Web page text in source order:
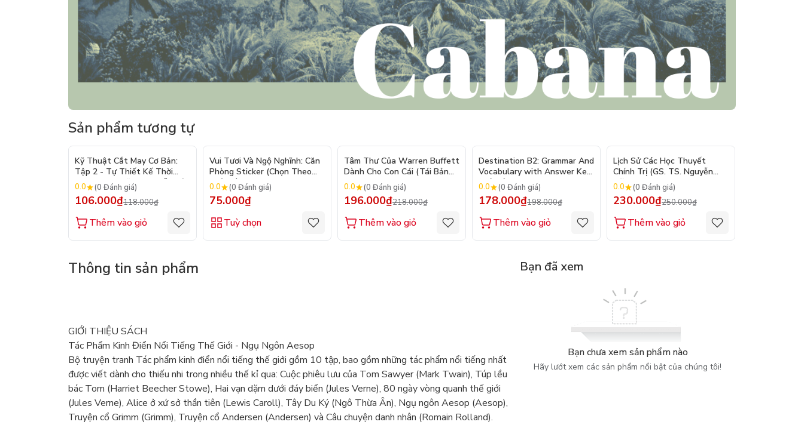
Sản phẩm tương tự
- 10%
Kỹ Thuật Cắt May Cơ Bản:
Tập 2 - Tự Thiết Kế Thời
Trang Nam Nữ - Tạo Mẫu Rập
- Kỹ Thuật Nhảy Size
0.0 (0 Đánh giá)
106.000₫118.000₫
Thêm vào giỏ
Vui Tươi Và Ngộ Nghĩnh: Căn
Phòng Sticker (Chọn Theo
Chủ Đề) - Hơn 250 Sticker
0.0 (0 Đánh giá)
75.000₫
Tuỳ chọn
- 10%
Tâm Thư Của Warren Buffett
Dành Cho Con Cái (Tái Bản
2026)
0.0 (0 Đánh giá)
196.000₫218.000₫
Thêm vào giỏ
- 10%
Destination B2: Grammar And
Vocabulary with Answer Key
(Tái Bản 2025)
0.0 (0 Đánh giá)
178.000₫198.000₫
Thêm vào giỏ
Lịch Sử Các Học Thuyết
Chính Trị (GS. TS. Nguyễn
Đăng Dung)
0.0 (0 Đánh giá)
230.000₫250.000₫
Thêm vào giỏ
Thông tin sản phẩm
GIỚI THIỆU SÁCH
Tác Phẩm Kinh Điển Nổi Tiếng Thế Giới - Ngụ Ngôn Aesop
Bộ truyện tranh Tác phẩm kinh điển nổi tiếng thế giới gồm 10 tập, bao gồm những tác phẩm nổi tiếng nhất
được viết dành cho thiếu nhi trong nhiều thế kỉ qua: Cuộc phiêu lưu của Tom Sawyer (Mark Twain), Túp lều
bác Tom (Harriet Beecher Stowe), Hai vạn dặm dưới đáy biển (Jules Verne), 80 ngày vòng quanh thế giới
(Jules Verne), Alice ở xứ sở thần tiên (Lewis Caroll), Tây Du Ký (Ngô Thừa Ân), Ngụ ngôn Aesop (Aesop),
Truyện cổ Grimm (Grimm), Truyện cổ Andersen (Andersen) và Câu chuyện danh nhân (Romain Rolland).
Bạn đã xem
Bạn chưa xem sản phẩm nào
Hãy lướt xem các sản phẩm nổi bật của chúng tôi!